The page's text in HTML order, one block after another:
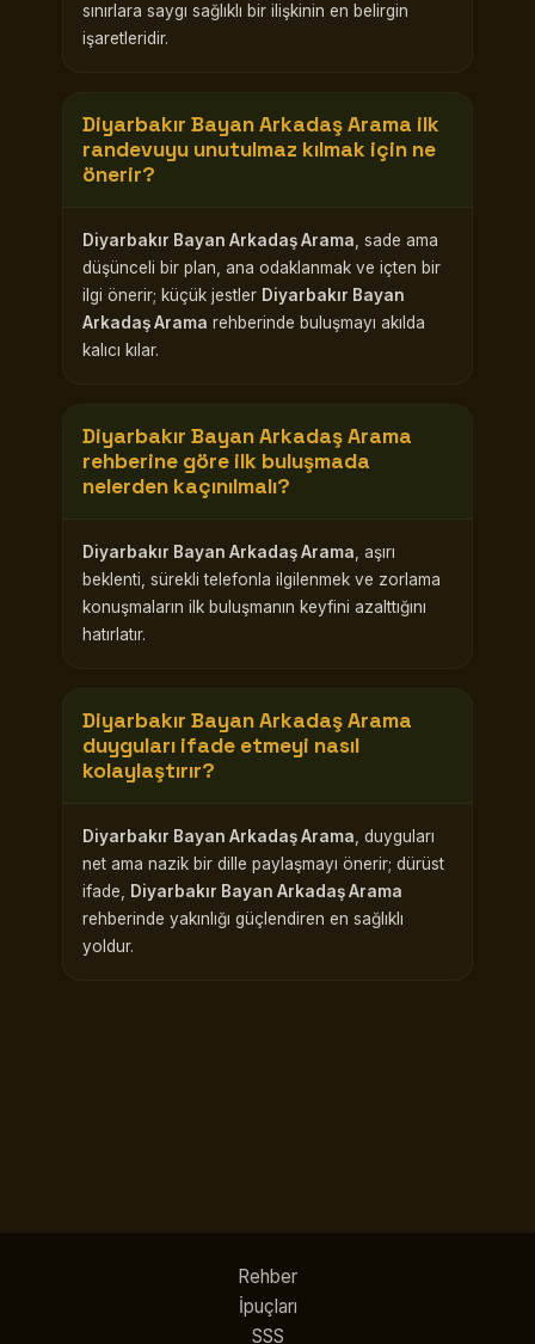
sınırlara saygı sağlıklı bir ilişkinin en belirgin
işaretleridir.
Diyarbakır Bayan Arkadaş Arama ilk
randevuyu unutulmaz kılmak için ne
önerir?
Diyarbakır Bayan Arkadaş Arama , sade ama
düşünceli bir plan, ana odaklanmak ve içten bir
ilgi önerir; küçük jestler Diyarbakır Bayan
Arkadaş Arama rehberinde buluşmayı akılda
kalıcı kılar.
Diyarbakır Bayan Arkadaş Arama
rehberine göre ilk buluşmada
nelerden kaçınılmalı?
Diyarbakır Bayan Arkadaş Arama , aşırı
beklenti, sürekli telefonla ilgilenmek ve zorlama
konuşmaların ilk buluşmanın keyfini azalttığını
hatırlatır.
Diyarbakır Bayan Arkadaş Arama
duyguları ifade etmeyi nasıl
kolaylaştırır?
Diyarbakır Bayan Arkadaş Arama , duyguları
net ama nazik bir dille paylaşmayı önerir; dürüst
ifade,
Diyarbakır Bayan Arkadaş Arama
rehberinde yakınlığı güçlendiren en sağlıklı
yoldur.
Rehber
İpuçları
SSS